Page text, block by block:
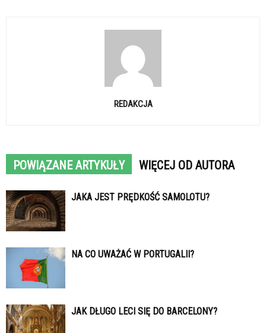
REDAKCJA
POWIĄZANE ARTYKUŁY WIĘCEJ OD AUTORA
JAKA JEST PRĘDKOŚĆ SAMOLOTU?
NA CO UWAŻAĆ W PORTUGALII?
JAK DŁUGO LECI SIĘ DO BARCELONY?